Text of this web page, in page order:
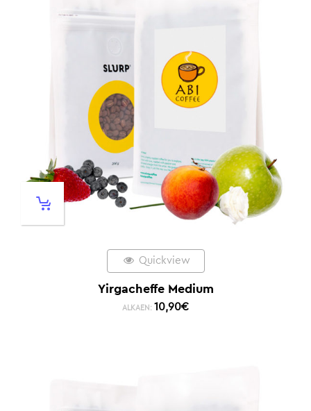
Quickview
Yirgacheffe Medium
ALKAEN: 10,90€